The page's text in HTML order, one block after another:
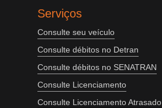
Serviços
Consulte seu veículo
Consulte débitos no Detran
Consulte débitos no SENATRAN
Consulte Licenciamento
Consulte Licenciamento Atrasado